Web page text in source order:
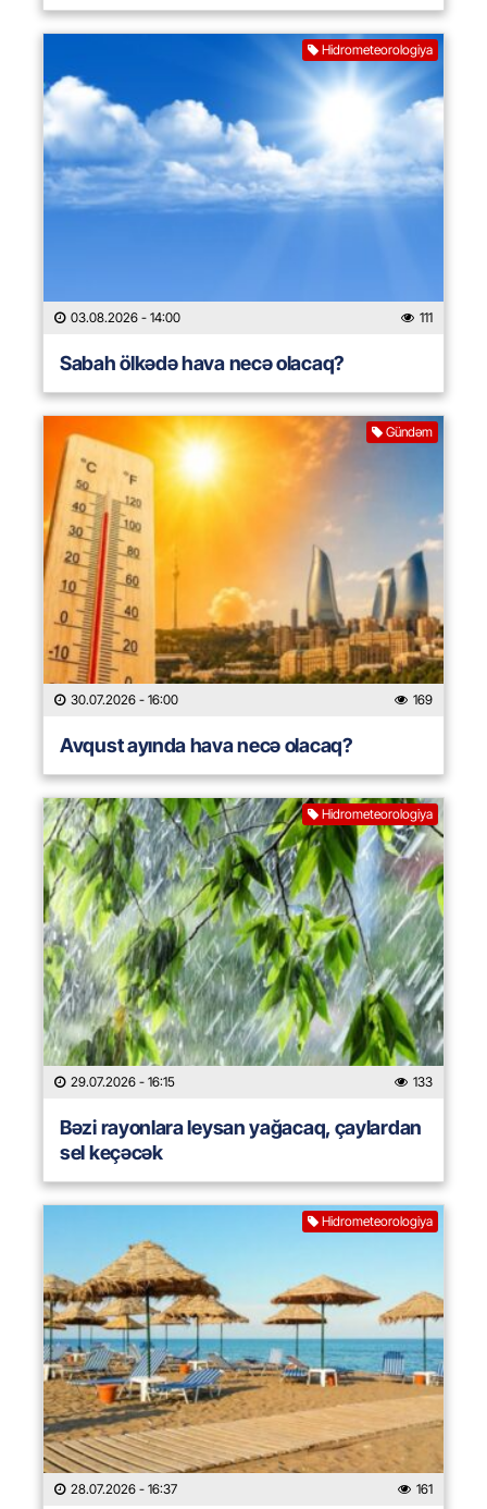
Hidrometeorologiya
03.08.2026 - 14:00 111
Sabah ölkədə hava necə olacaq?
Gündəm
30.07.2026 - 16:00 169
Avqust ayında hava necə olacaq?
Hidrometeorologiya
29.07.2026 - 16:15 133
Bəzi rayonlara leysan yağacaq, çaylardan
sel keçəcək
Hidrometeorologiya
28.07.2026 - 16:37 161